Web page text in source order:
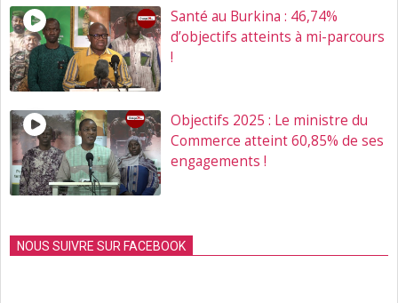
Santé au Burkina : 46,74%
d’objectifs atteints à mi-parcours
!
Objectifs 2025 : Le ministre du
Commerce atteint 60,85% de ses
engagements !
NOUS SUIVRE SUR FACEBOOK